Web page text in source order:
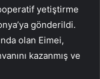
yetiştirme
gönderildi.
olan Eimei,
kazanmış ve